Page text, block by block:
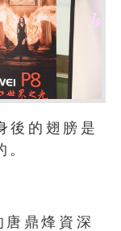
後的翅膀是
。
鼎烽資深